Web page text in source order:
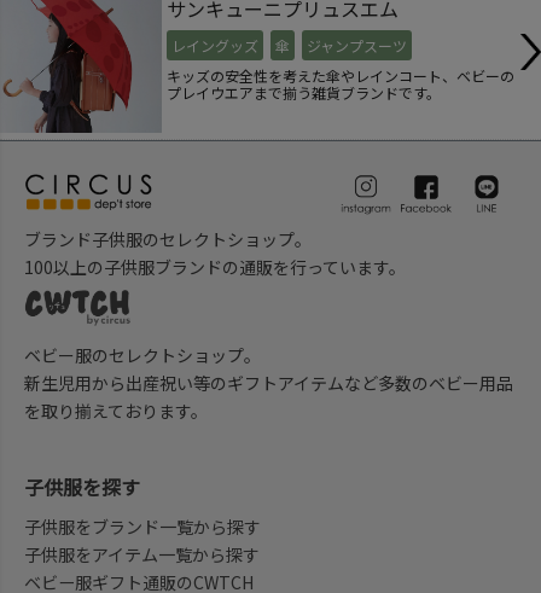
サンキューニプリュスエム
レイングッズ 傘
ジャンプスーツ
キッズの安全性を考えた傘やレインコート、ベビーの
プレイウエアまで揃う雑貨ブランドです。
ブランド子供服のセレクトショップ。
100以上の子供服ブランドの通販を行っています。
ベビー服のセレクトショップ。
新生児用から出産祝い等のギフトアイテムなど多数のベビー用品
を取り揃えております。
子供服を探す
子供服をブランド一覧から探す
子供服をアイテム一覧から探す
ベビー服ギフト通販のCWTCH